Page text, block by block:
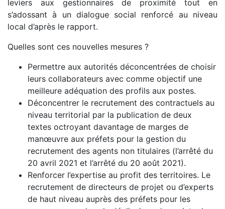
leviers aux gestionnaires de proximité tout en
s’adossant à un dialogue social renforcé au niveau
local d’après le rapport.
Quelles sont ces nouvelles mesures ?
Permettre aux autorités déconcentrées de choisir
leurs collaborateurs avec comme objectif une
meilleure adéquation des profils aux postes.
Déconcentrer le recrutement des contractuels au
niveau territorial par la publication de deux
textes octroyant davantage de marges de
manœuvre aux préfets pour la gestion du
recrutement des agents non titulaires (l’arrêté du
20 avril 2021 et l’arrêté du 20 août 2021).
Renforcer l’expertise au profit des territoires. Le
recrutement de directeurs de projet ou d’experts
de haut niveau auprès des préfets pour les